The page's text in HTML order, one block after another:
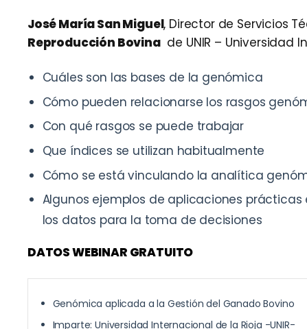
José María San Miguel, Director de Servicios
Reproducción Bovinade UNIR – Universidad
Cuáles son las bases de la genómica
Cómo pueden relacionarse los rasgos
Con qué rasgos se puede trabajar
Que índices se utilizan habitualmente
Cómo se está vinculando la analítica
Algunos ejemplos de aplicaciones
los datos para la toma de decisiones
DATOS WEBINAR GRATUITO
Genómica aplicada a la Gestión del Ganado Bovino
Imparte: Universidad Internacional de la Rioja -UNIR-